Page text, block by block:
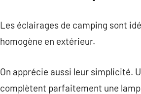
Les éclairages de camping sont
homogène en extérieur.
On apprécie aussi leur simplicité.
complètent parfaitement une